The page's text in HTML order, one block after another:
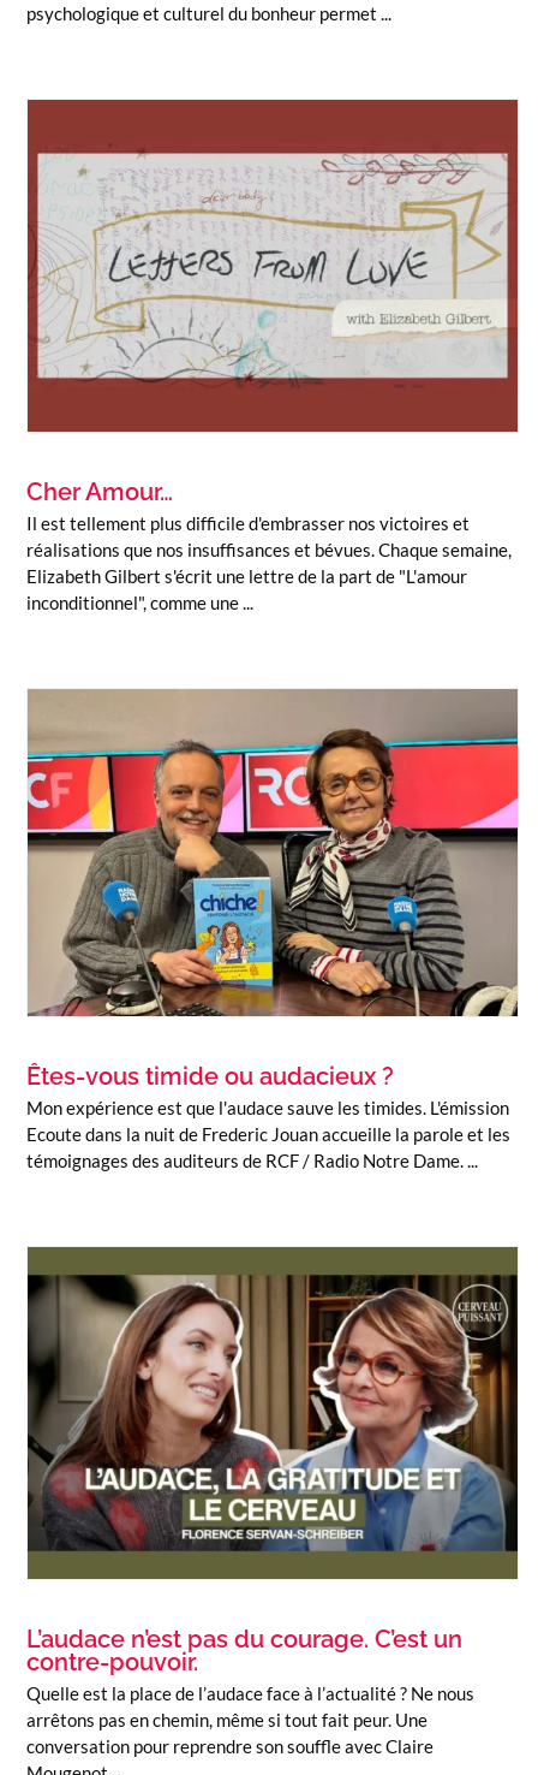
psychologique et culturel du bonheur permet ...
Cher Amour…
Il est tellement plus difficile d'embrasser nos victoires et
réalisations que nos insuffisances et bévues. Chaque semaine,
Elizabeth Gilbert s'écrit une lettre de la part de "L'amour
inconditionnel", comme une ...
Êtes-vous timide ou audacieux ?
Mon expérience est que l'audace sauve les timides. L'émission
Ecoute dans la nuit de Frederic Jouan accueille la parole et les
témoignages des auditeurs de RCF / Radio Notre Dame. ...
L’audace n’est pas du courage. C’est un
contre-pouvoir.
Quelle est la place de l’audace face à l’actualité ? Ne nous
arrêtons pas en chemin, même si tout fait peur. Une
conversation pour reprendre son souffle avec Claire